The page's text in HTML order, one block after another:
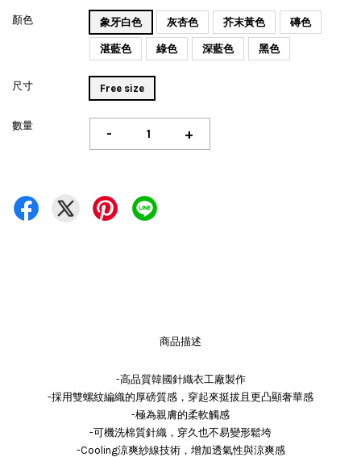
顏色 象牙白色 灰杏色 芥末黃色 磚色
湛藍色 綠色 深藍色 黑色
尺寸 Free size
數量 - +
商品描述
-高品質韓國針織衣工廠製作
-採用雙螺紋編織的厚磅質感，穿起來挺拔且更凸顯奢華感
-極為親膚的柔軟觸感
-可機洗棉質針織，穿久也不易變形鬆垮
-Cooling涼爽紗線技術，增加透氣性與涼爽感